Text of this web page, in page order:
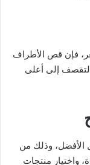
فإن قص الأطراف
إلى أعلى
الأفضل، وذلك من
واختيار منتجات